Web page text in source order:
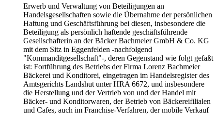
Erwerb und Verwaltung von Beteiligungen an
Handelsgesellschaften sowie die Übernahme der persönlichen
Haftung und Geschäftsführung bei diesen, insbesondere die
Beteiligung als persönlich haftende geschäftsführende
Gesellschafterin an der Bäcker Bachmeier GmbH & Co. KG
mit dem Sitz in Eggenfelden -nachfolgend
"Kommanditgesellschaft"-, deren Gegenstand wie folgt gefaßt
ist: Fortführung des Betriebs der Firma Lorenz Bachmeier
Bäckerei und Konditorei, eingetragen im Handelsregister des
Amtsgerichts Landshut unter HRA 6672, und insbesondere
die Herstellung und der Vertrieb von und der Handel mit
Bäcker- und Konditorwaren, der Betrieb von Bäckereifilialen
und Cafes, auch im Franchise-Verfahren, der mobile Verkauf